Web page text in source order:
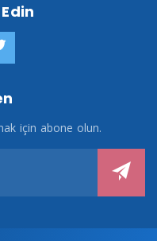
için abone olun.